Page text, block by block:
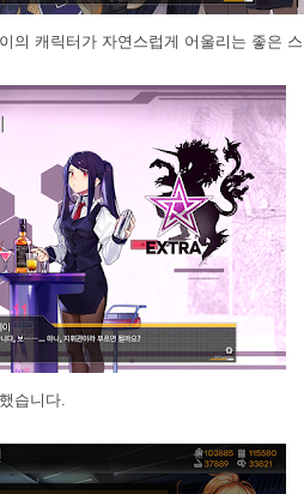
의 캐릭터가 자연스럽게 어울리는 좋은
습니다.